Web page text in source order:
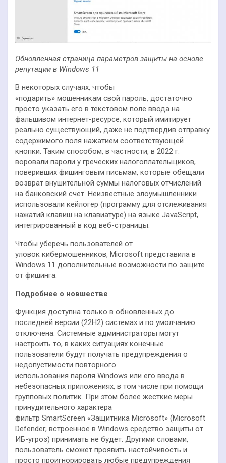
Обновленная страница параметров защиты на основе
репутации в Windows 11
В некоторых случаях, чтобы
«подарить» мошенникам свой пароль, достаточно
просто указать его в текстовом поле ввода на
фальшивом интернет-ресурсе, который имитирует
реально существующий, даже не подтвердив отправку
содержимого поля нажатием соответствующей
кнопки. Таким способом, в частности, в 2022 г.
воровали пароли у греческих налогоплательщиков,
поверивших фишинговым письмам, которые обещали
возврат внушительной суммы налоговых отчислений
на банковский счет. Неизвестные злоумышленники
использовали кейлогер (программу для отслеживания
нажатий клавиш на клавиатуре) на языке JavaScript,
интегрированный в код веб-страницы.
Чтобы уберечь пользователей от
уловок кибермошенников, Microsoft представила в
Windows 11 дополнительные возможности по защите
от фишинга.
Подробнее о новшестве
Функция доступна только в обновленных до
последней версии (22H2) системах и по умолчанию
отключена. Системные администраторы могут
настроить то, в каких ситуациях конечные
пользователи будут получать предупреждения о
недопустимости повторного
использования пароля Windows или его ввода в
небезопасных приложениях, в том числе при помощи
групповых политик. При этом более жесткие меры
принудительного характера
фильтр SmartScreen «Защитника Microsoft» (Microsoft
Defender; встроенное в Windows средство защиты от
ИБ-угроз) принимать не будет. Другими словами,
пользователь сможет проявить настойчивость и
просто проигнорировать любые предупреждения